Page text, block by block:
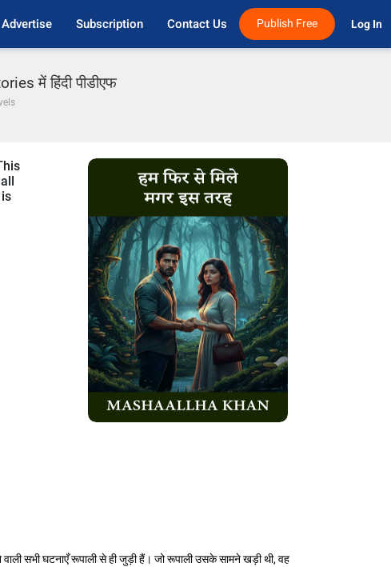
Advertise Subscription Contact Us Publish Free Log In
में हिंदी पीडीएफ
सभी घटनाएँ रूपाली से ही जुड़ी हैं। जो रूपाली उसके सामने खड़ी थी, वह